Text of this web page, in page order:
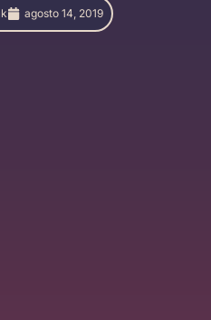
agosto 14, 2019